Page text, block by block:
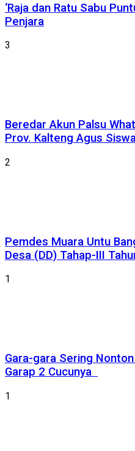
‘Raja dan Ratu Sabu
Penjara
3
Beredar Akun Palsu
Prov. Kalteng Agus
2
Pemdes Muara Untu
Desa (DD) Tahap-III
1
Gara-gara Sering
Garap 2 Cucunya
1